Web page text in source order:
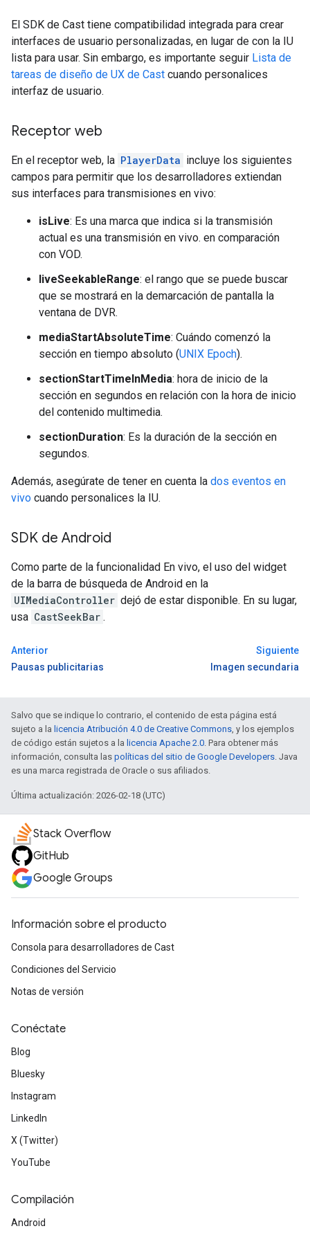
El SDK de Cast tiene compatibilidad integrada para crear
interfaces de usuario personalizadas, en lugar de con la IU
lista para usar. Sin embargo, es importante seguir Lista de
tareas de diseño de UX de Cast cuando personalices
interfaz de usuario.
Receptor web
En el receptor web, la PlayerData incluye los siguientes
campos para permitir que los desarrolladores extiendan
sus interfaces para transmisiones en vivo:
isLive: Es una marca que indica si la transmisión
actual es una transmisión en vivo. en comparación
con VOD.
liveSeekableRange: el rango que se puede buscar
que se mostrará en la demarcación de pantalla la
ventana de DVR.
mediaStartAbsoluteTime: Cuándo comenzó la
sección en tiempo absoluto (UNIX Epoch).
sectionStartTimeInMedia: hora de inicio de la
sección en segundos en relación con la hora de inicio
del contenido multimedia.
sectionDuration: Es la duración de la sección en
segundos.
Además, asegúrate de tener en cuenta la dos eventos en
vivo cuando personalices la IU.
SDK de Android
Como parte de la funcionalidad En vivo, el uso del widget
de la barra de búsqueda de Android en la
UIMediaController dejó de estar disponible. En su lugar,
usa CastSeekBar .
Anterior
Pausas publicitarias
Siguiente
Imagen secundaria
Salvo que se indique lo contrario, el contenido de esta página está
sujeto a la licencia Atribución 4.0 de Creative Commons , y los ejemplos
de código están sujetos a la licencia Apache 2.0 . Para obtener más
información, consulta las políticas del sitio de Google Developers . Java
es una marca registrada de Oracle o sus afiliados.
Última actualización: 2026-02-18 (UTC)
Stack Overflow
GitHub
Google Groups
Información sobre el producto
Consola para desarrolladores de Cast
Condiciones del Servicio
Notas de versión
Conéctate
Blog
Bluesky
Instagram
LinkedIn
X (Twitter)
YouTube
Compilación
Android